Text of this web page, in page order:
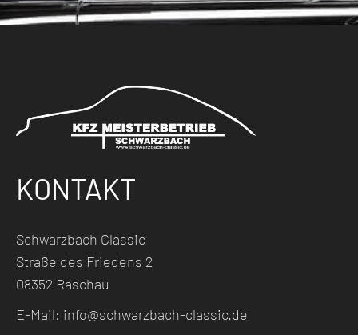
KONTAKT
Schwarzbach Classic
Straße des Friedens 2
08352 Raschau
E-Mail: info@schwarzbach-classic.de